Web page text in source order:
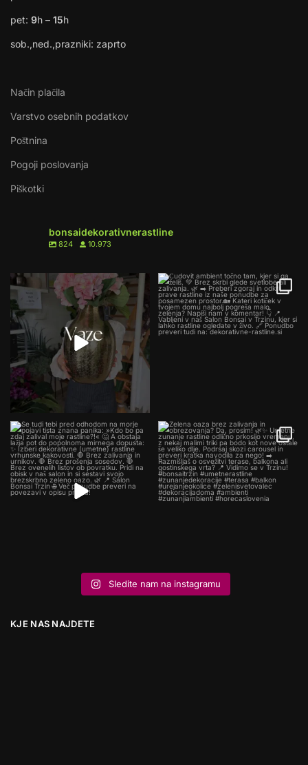
pet: 9h – 15h
sob.,ned.,prazniki: zaprto
Način plačila
Varstvo osebnih podatkov
Poštnina
Pogoji poslovanja
Piškotki
bonsaidekorativnerastline
824 10.973
Sledite nam na instagramu
KJE NAS NAJDETE